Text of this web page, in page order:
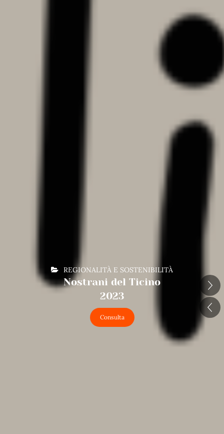
REGIONALITÀ E SOSTENIBILITÀ
Nostrani del Ticino
2023
Consulta